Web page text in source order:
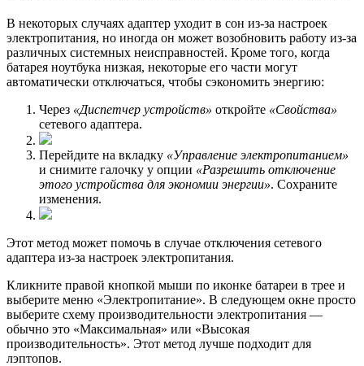
В некоторых случаях адаптер уходит в сон из-за настроек
электропитания, но иногда он может возобновить работу из-за
различных системных неисправностей. Кроме того, когда
батарея ноутбука низкая, некоторые его части могут
автоматически отключаться, чтобы сэкономить энергию:
Через «Диспетчер устройств» откройте «Свойства»
сетевого адаптера.
Перейдите на вкладку «Управление электропитанием»
и снимите галочку у опции «Разрешить отключение
этого устройства для экономии энергии». Сохраните
изменения.
Этот метод может помочь в случае отключения сетевого
адаптера из-за настроек электропитания.
Кликните правой кнопкой мыши по иконке батареи в трее и
выберите меню «Электропитание». В следующем окне просто
выберите схему производительности электропитания —
обычно это «Максимальная» или «Высокая
производительность». Этот метод лучше подходит для
лэптопов.